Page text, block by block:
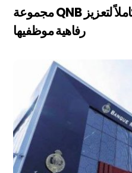
مجموعة QNB تطلق إطاراً إستراتيجياً متكاملاً لتعزيز
رفاهية موظفيها